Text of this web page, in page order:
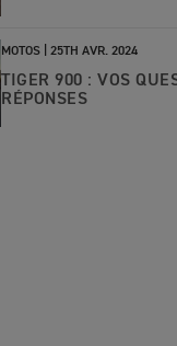
MOTOS | 25TH AVR. 2024
TIGER 900 : VOS
RÉPONSES